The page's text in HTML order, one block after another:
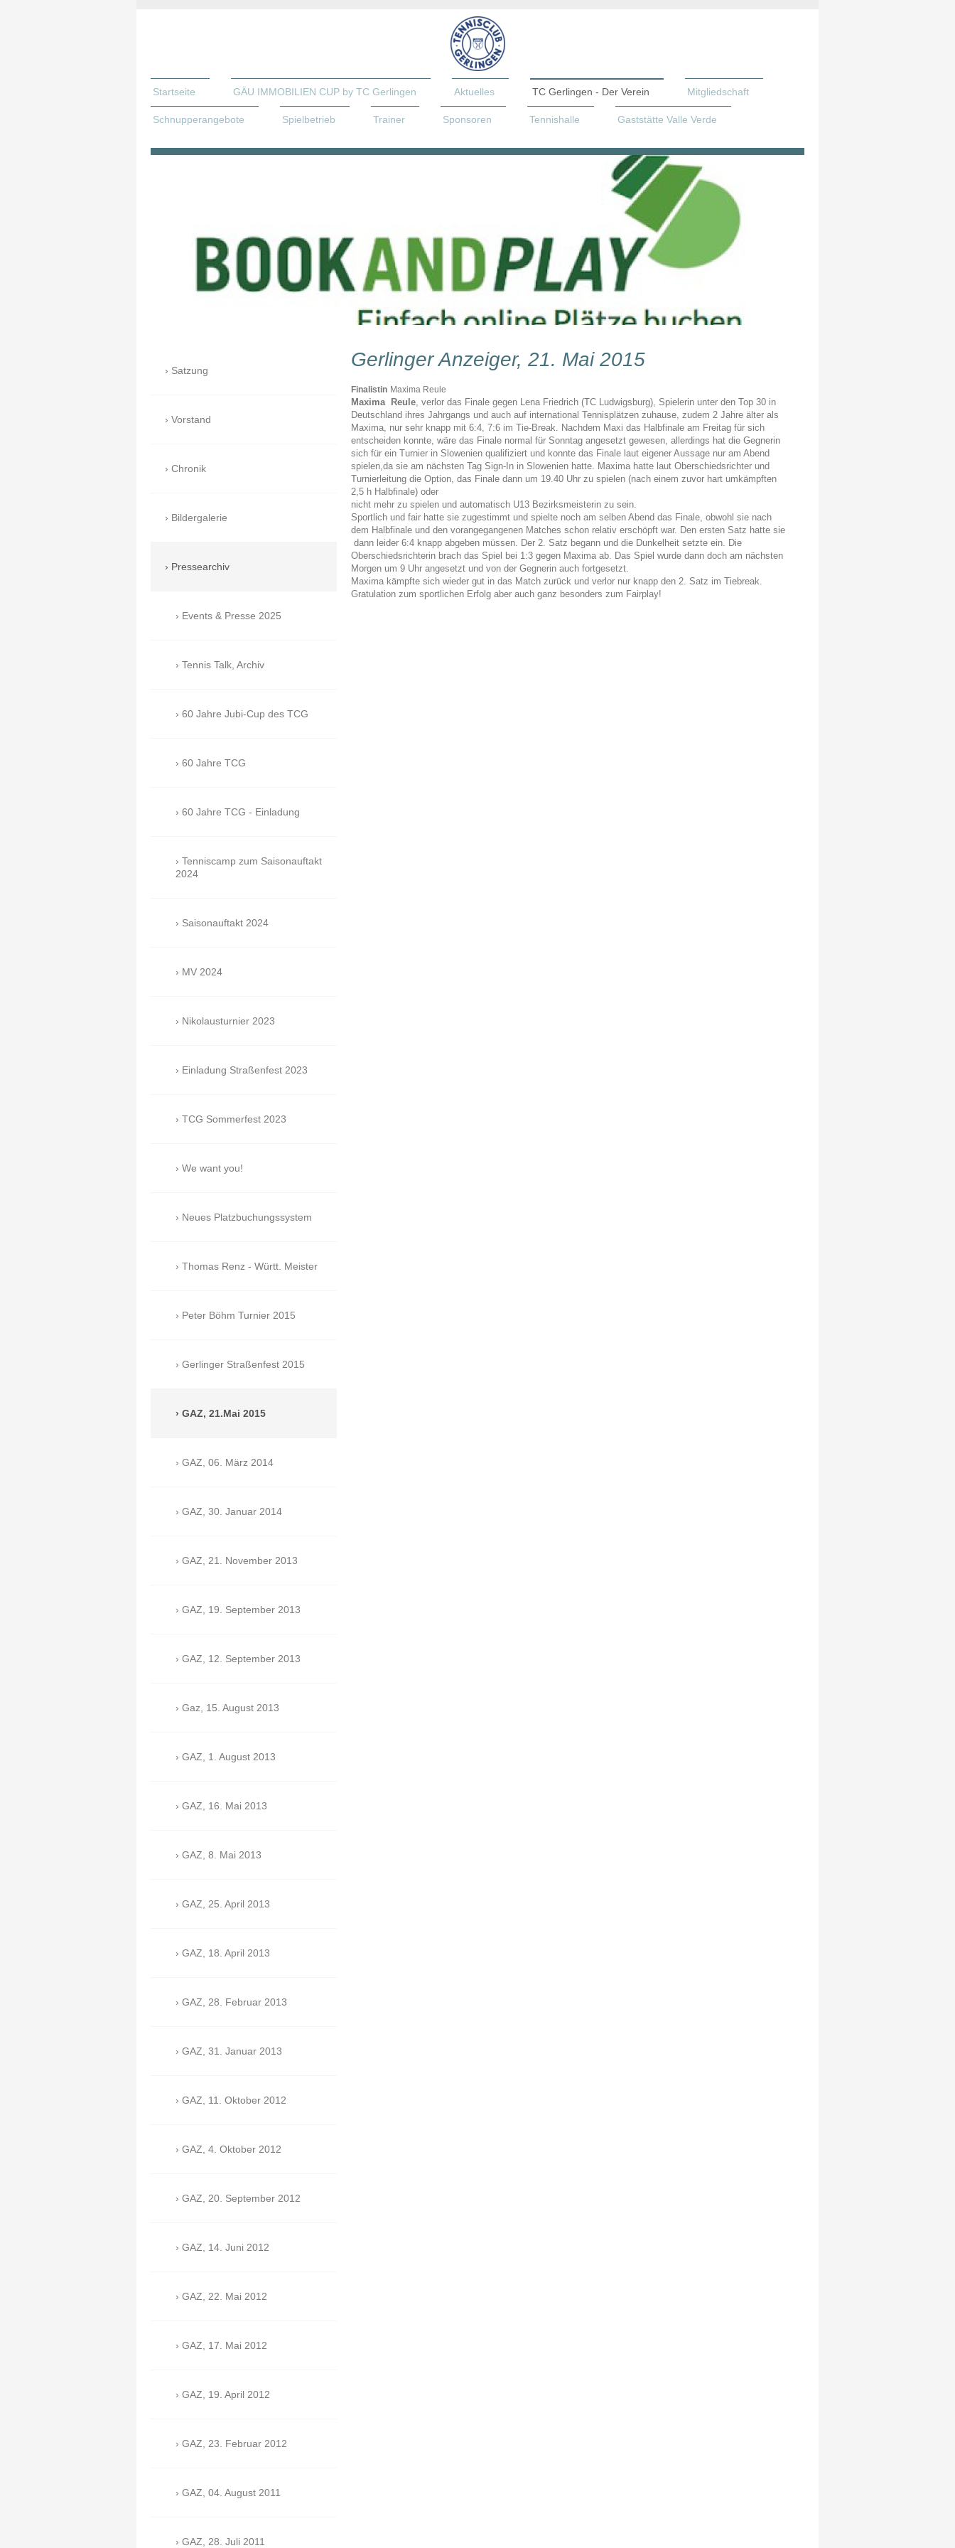
Startseite GÄU IMMOBILIEN CUP by TC Gerlingen Aktuelles TC Gerlingen - Der Verein Mitgliedschaft
Schnupperangebote Spielbetrieb Trainer Sponsoren Tennishalle Gaststätte Valle Verde
Gerlinger Anzeiger, 21. Mai 2015
Finalistin Maxima Reule
Maxima Reule, verlor das Finale gegen Lena Friedrich (TC Ludwigsburg), Spielerin unter den Top 30 in
Deutschland ihres Jahrgangs und auch auf international Tennisplätzen zuhause, zudem 2 Jahre älter als
Maxima, nur sehr knapp mit 6:4, 7:6 im Tie-Break. Nachdem Maxi das Halbfinale am Freitag für sich
entscheiden konnte, wäre das Finale normal für Sonntag angesetzt gewesen, allerdings hat die Gegnerin
sich für ein Turnier in Slowenien qualifiziert und konnte das Finale laut eigener Aussage nur am Abend
spielen,da sie am nächsten Tag Sign-In in Slowenien hatte. Maxima hatte laut Oberschiedsrichter und
Turnierleitung die Option, das Finale dann um 19.40 Uhr zu spielen (nach einem zuvor hart umkämpften
2,5 h Halbfinale) oder
nicht mehr zu spielen und automatisch U13 Bezirksmeisterin zu sein.
Sportlich und fair hatte sie zugestimmt und spielte noch am selben Abend das Finale, obwohl sie nach
dem Halbfinale und den vorangegangenen Matches schon relativ erschöpft war. Den ersten Satz hatte sie
dann leider 6:4 knapp abgeben müssen. Der 2. Satz begann und die Dunkelheit setzte ein. Die
Oberschiedsrichterin brach das Spiel bei 1:3 gegen Maxima ab. Das Spiel wurde dann doch am nächsten
Morgen um 9 Uhr angesetzt und von der Gegnerin auch fortgesetzt.
Maxima kämpfte sich wieder gut in das Match zurück und verlor nur knapp den 2. Satz im Tiebreak.
Gratulation zum sportlichen Erfolg aber auch ganz besonders zum Fairplay!
Satzung
Vorstand
Chronik
Bildergalerie
Pressearchiv
Events & Presse 2025
Tennis Talk, Archiv
60 Jahre Jubi-Cup des TCG
60 Jahre TCG
60 Jahre TCG - Einladung
Tenniscamp zum Saisonauftakt
2024
Saisonauftakt 2024
MV 2024
Nikolausturnier 2023
Einladung Straßenfest 2023
TCG Sommerfest 2023
We want you!
Neues Platzbuchungssystem
Thomas Renz - Württ. Meister
Peter Böhm Turnier 2015
Gerlinger Straßenfest 2015
GAZ, 21.Mai 2015
GAZ, 06. März 2014
GAZ, 30. Januar 2014
GAZ, 21. November 2013
GAZ, 19. September 2013
GAZ, 12. September 2013
Gaz, 15. August 2013
GAZ, 1. August 2013
GAZ, 16. Mai 2013
GAZ, 8. Mai 2013
GAZ, 25. April 2013
GAZ, 18. April 2013
GAZ, 28. Februar 2013
GAZ, 31. Januar 2013
GAZ, 11. Oktober 2012
GAZ, 4. Oktober 2012
GAZ, 20. September 2012
GAZ, 14. Juni 2012
GAZ, 22. Mai 2012
GAZ, 17. Mai 2012
GAZ, 19. April 2012
GAZ, 23. Februar 2012
GAZ, 04. August 2011
GAZ, 28. Juli 2011